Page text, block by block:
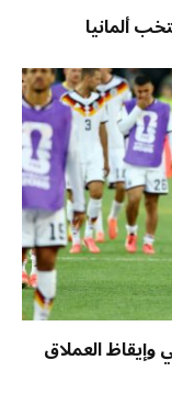
ألمانيا
وإيقاظ العملاق